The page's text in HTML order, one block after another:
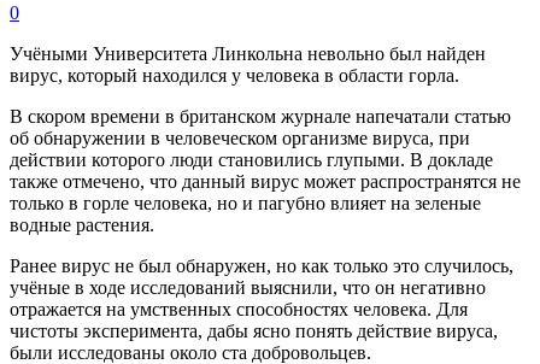
0
Учёными Университета Линкольна невольно был найден
вирус, который находился у человека в области горла.
В скором времени в британском журнале напечатали статью
об обнаружении в человеческом организме вируса, при
действии которого люди становились глупыми. В докладе
также отмечено, что данный вирус может распространятся не
только в горле человека, но и пагубно влияет на зеленые
водные растения.
Ранее вирус не был обнаружен, но как только это случилось,
учёные в ходе исследований выяснили, что он негативно
отражается на умственных способностях человека. Для
чистоты эксперимента, дабы ясно понять действие вируса,
были исследованы около ста добровольцев.